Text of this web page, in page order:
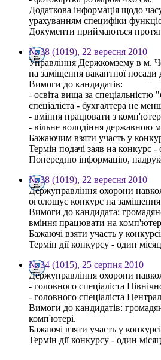
Додаткова інформація щодо
урахуванням специфіки
Документи приймаються
№ 38 (1019), 22 вересня 2010
Управління Держкомзему в м.
на заміщення вакантної
Вимоги до кандидатів:
- освіта вища за спеціальністю
спеціаліста - бухгалтера не
- вміння працювати з
- вільне володіння державною
Бажаючим взяти участь у
Термін подачі заяв на конкурс
Попередню інформацію,
№ 38 (1019), 22 вересня 2010
Держуправління охорони
оголошує конкурс на заміщення
Вимоги до кандидата:
вміння працювати на
Бажаючі взяти участь у
Термін дії конкурсу - один
№ 34 (1015), 25 серпня 2010
Держуправління охорони
- головного спеціаліста
- головного спеціаліста
Вимоги до кандидатів:
комп'ютері.
Бажаючі взяти участь у
Термін дії конкурсу - один